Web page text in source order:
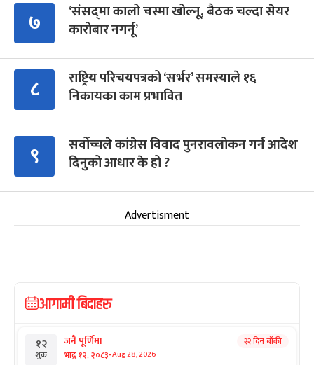
७
‘संसद्‍मा कालो चस्मा खोल्नू, बैठक चल्दा सेयर
कारोबार नगर्नू’
८
राष्ट्रिय परिचयपत्रको ‘सर्भर’ समस्याले १६
निकायका काम प्रभावित
९
सर्वोच्चले कांग्रेस विवाद पुनरावलोकन गर्न आदेश
दिनुको आधार के हो ?
Advertisment
आगामी बिदाहरु
१२
शुक्र
जनै पूर्णिमा
भाद्र १२, २०८३-Aug 28, 2026
२२ दिन बाँकी